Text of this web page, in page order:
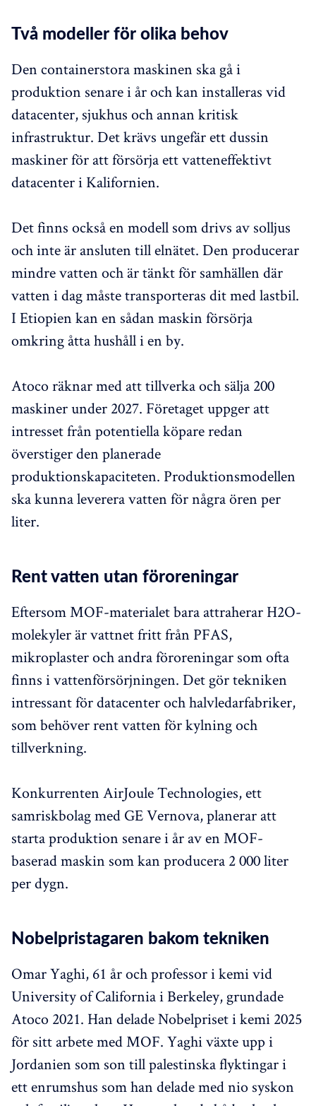
Två modeller för olika behov
Den containerstora maskinen ska gå i
produktion senare i år och kan installeras vid
datacenter, sjukhus och annan kritisk
infrastruktur. Det krävs ungefär ett dussin
maskiner för att försörja ett vatteneffektivt
datacenter i Kalifornien.
Det finns också en modell som drivs av solljus
och inte är ansluten till elnätet. Den producerar
mindre vatten och är tänkt för samhällen där
vatten i dag måste transporteras dit med lastbil.
I Etiopien kan en sådan maskin försörja
omkring åtta hushåll i en by.
Atoco räknar med att tillverka och sälja 200
maskiner under 2027. Företaget uppger att
intresset från potentiella köpare redan
överstiger den planerade
produktionskapaciteten. Produktionsmodellen
ska kunna leverera vatten för några ören per
liter.
Rent vatten utan föroreningar
Eftersom MOF-materialet bara attraherar H2O-
molekyler är vattnet fritt från PFAS,
mikroplaster och andra föroreningar som ofta
finns i vattenförsörjningen. Det gör tekniken
intressant för datacenter och halvledarfabriker,
som behöver rent vatten för kylning och
tillverkning.
Konkurrenten AirJoule Technologies, ett
samriskbolag med GE Vernova, planerar att
starta produktion senare i år av en MOF-
baserad maskin som kan producera 2 000 liter
per dygn.
Nobelpristagaren bakom tekniken
Omar Yaghi, 61 år och professor i kemi vid
University of California i Berkeley, grundade
Atoco 2021. Han delade Nobelpriset i kemi 2025
för sitt arbete med MOF. Yaghi växte upp i
Jordanien som son till palestinska flyktingar i
ett enrumshus som han delade med nio syskon